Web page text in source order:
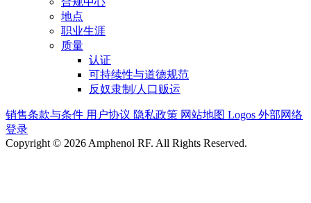
地点
职业生涯
质量
认证
可持续性与道德规范
反奴隶制/人口贩运
销售条款与条件 用户协议 隐私政策 网站地图 Logos 外部网络
登录
Copyright © 2026 Amphenol RF. All Rights Reserved.